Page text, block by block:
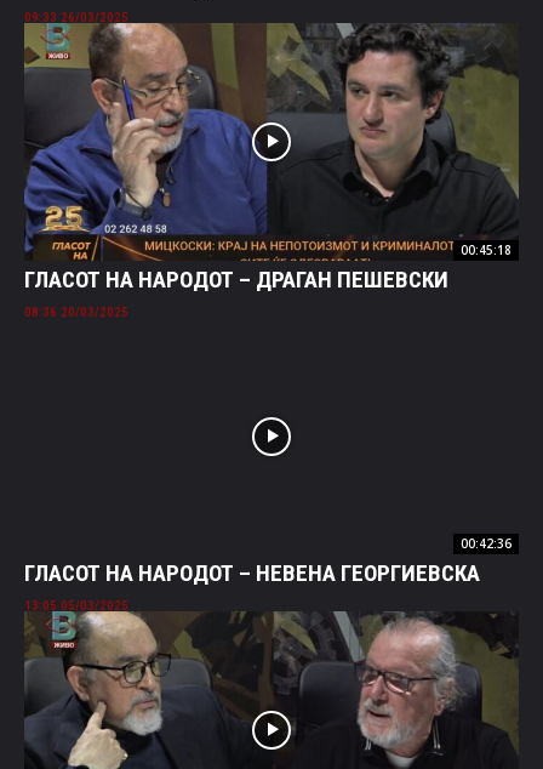
26/03/2025 09:33
00:45:18
ГЛАСОТ НА НАРОДОТ – ДРАГАН ПЕШЕВСКИ
20/03/2025 08:36
00:42:36
ГЛАСОТ НА НАРОДОТ – НЕВЕНА ГЕОРГИЕВСКА
05/03/2025 13:05